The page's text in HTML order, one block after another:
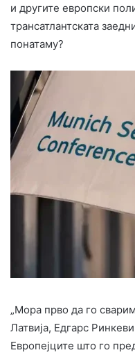
и другите европски
трансатлантската
понатаму?
„Мора прво да го
Латвија, Едгарс
Европејците што го